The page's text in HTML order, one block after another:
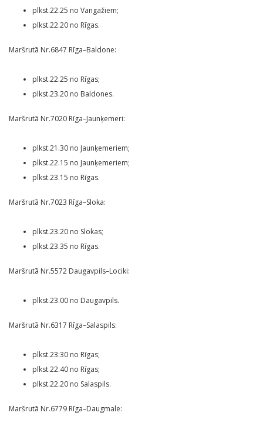
plkst.22.25 no Vangažiem;
plkst.22.20 no Rīgas.
Maršrutā Nr.6847 Rīga–Baldone:
plkst.22.25 no Rīgas;
plkst.23.20 no Baldones.
Maršrutā Nr.7020 Rīga–Jaunķemeri:
plkst.21.30 no Jaunķemeriem;
plkst.22.15 no Jaunķemeriem;
plkst.23.15 no Rīgas.
Maršrutā Nr.7023 Rīga–Sloka:
plkst.23.20 no Slokas;
plkst.23.35 no Rīgas.
Maršrutā Nr.5572 Daugavpils–Lociki:
plkst.23.00 no Daugavpils.
Maršrutā Nr.6317 Rīga–Salaspils:
plkst.23:30 no Rīgas;
plkst.22.40 no Rīgas;
plkst.22.20 no Salaspils.
Maršrutā Nr.6779 Rīga–Daugmale: